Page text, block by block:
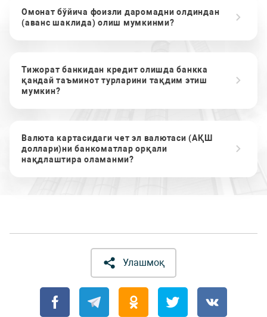
Омонат бўйича фоизли даромадни олдиндан
(аванс шаклида) олиш мумкинми?
Тижорат банкидан кредит олишда банкка
қандай таъминот турларини тақдим этиш
мумкин?
Валюта картасидаги чет эл валютаси (АҚШ
доллари)ни банкоматлар орқали
нақдлаштира оламанми?
Улашмоқ